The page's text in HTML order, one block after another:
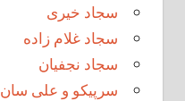
سجاد خیری
سجاد غلام زاده
سجاد نجفیان
سرپیکو و علی سان